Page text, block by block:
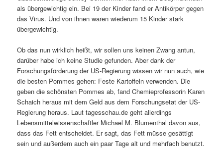
als übergewichtig ein. Bei 19 der Kinder fand er Antikörper gegen
das Virus. Und von ihnen waren wiederum 15 Kinder stark
übergewichtig.
Ob das nun wirklich heißt, wir sollen uns keinen Zwang antun,
darüber habe ich keine Studie gefunden. Aber dank der
Forschungsförderung der US-Regierung wissen wir nun auch, wie
die besten Pommes gehen: Feste Kartoffeln verwenden. Die
geben die schönsten Pommes ab, fand Chemieprofessorin Karen
Schaich heraus mit dem Geld aus dem Forschungsetat der US-
Regierung heraus. Laut tagesschau.de geht allerdings
Lebensmittelwissenschaftler Michael M. Blumenthal davon aus,
dass das Fett entscheidet. Er sagt, das Fett müsse gesättigt
sein und außerdem auch ein paar Tage alt und mehrfach benutzt.